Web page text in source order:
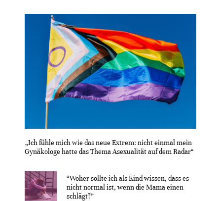
„Ich fühle mich wie das neue Extrem: nicht einmal mein
Gynäkologe hatte das Thema Asexualität auf dem Radar“
“Woher sollte ich als Kind wissen, dass es
nicht normal ist, wenn die Mama einen
schlägt?”